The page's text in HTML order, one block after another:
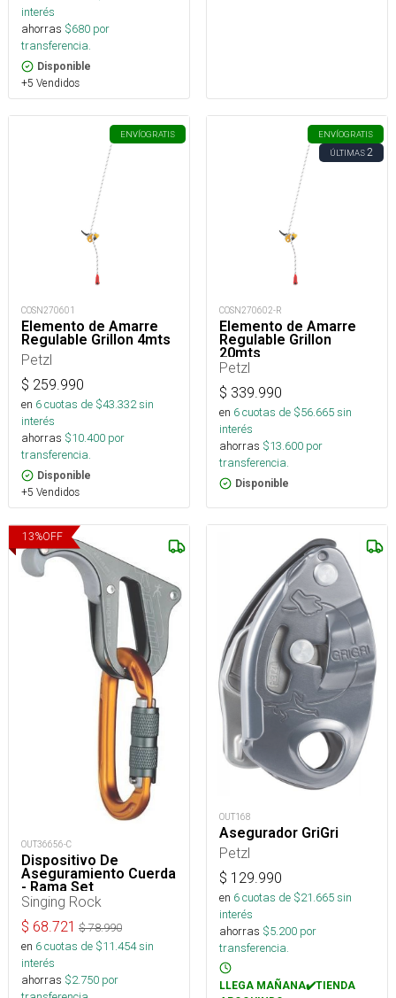
interés
ahorras $680 por
transferencia.
Disponible
+5 Vendidos
ENVÍOGRATIS
COSN270601
Elemento de Amarre
Regulable Grillon 4mts
Petzl
$ 259.990
en 6cuotas de $43.332sin
interés
ahorras $10.400 por
transferencia.
Disponible
+5 Vendidos
ENVÍOGRATIS
ÚLTIMAS2
COSN270602-R
Elemento de Amarre
Regulable Grillon
20mts
Petzl
$ 339.990
en 6cuotas de $56.665sin
interés
ahorras $13.600 por
transferencia.
Disponible
13%OFF
OUT36656-C
Dispositivo De
Aseguramiento Cuerda
- Rama Set
Singing Rock
$ 68.721 $78.990
en 6cuotas de $11.454sin
interés
ahorras $2.750 por
OUT168
Asegurador GriGri
Petzl
$ 129.990
en 6cuotas de $21.665sin
interés
ahorras $5.200 por
transferencia.
LLEGA MAÑANA✔️TIENDA